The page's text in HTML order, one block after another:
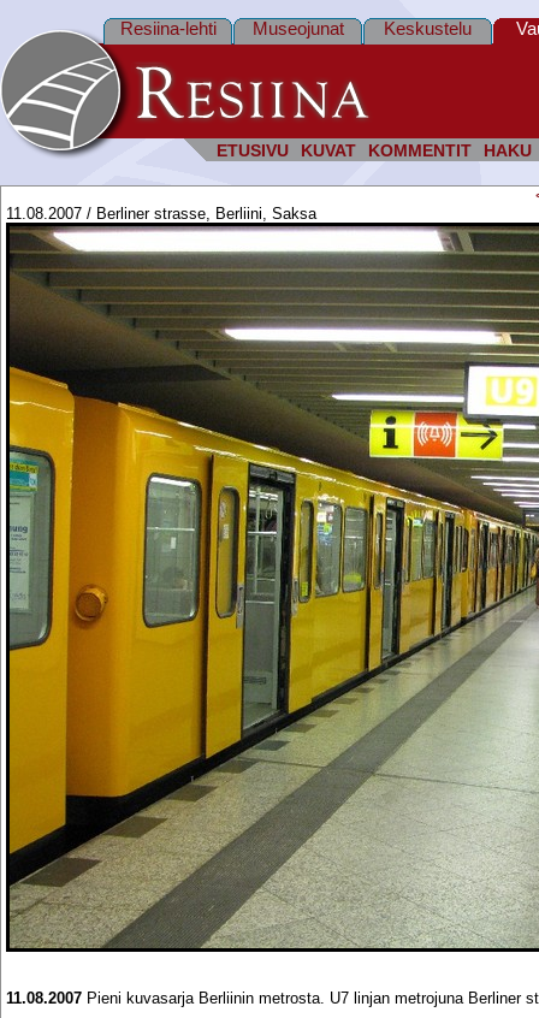
ETUSIVU KUVAT KOMMENTIT HAKU
Resiina-lehti Museojunat Keskustelu
11.08.2007 / Berliner strasse, Berliini, Saksa
11.08.2007 Pieni kuvasarja Berliinin metrosta. U7 linjan metrojuna Berliner